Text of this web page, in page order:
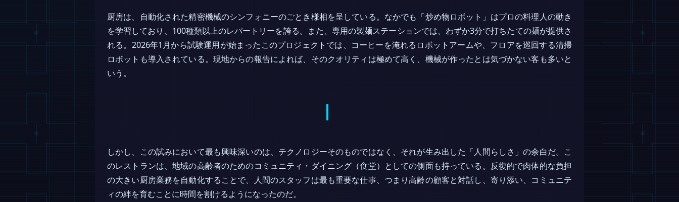
厨房は、自動化された精密機械のシンフォニーのごとき様相を呈している。なかでも「炒め物ロボット」はプロの料理人の動き
を学習しており、100種類以上のレパートリーを誇る。また、専用の製麺ステーションでは、わずか3分で打ちたての麺が提供さ
れる。2026年1月から試験運用が始まったこのプロジェクトでは、コーヒーを淹れるロボットアームや、フロアを巡回する清掃
ロボットも導入されている。現地からの報告によれば、そのクオリティは極めて高く、機械が作ったとは気づかない客も多いと
いう。
しかし、この試みにおいて最も興味深いのは、テクノロジーそのものではなく、それが生み出した「人間らしさ」の余白だ。こ
のレストランは、地域の高齢者のためのコミュニティ・ダイニング（食堂）としての側面も持っている。反復的で肉体的な負担
の大きい厨房業務を自動化することで、人間のスタッフは最も重要な仕事、つまり高齢の顧客と対話し、寄り添い、コミュニテ
ィの絆を育むことに時間を割けるようになったのだ。